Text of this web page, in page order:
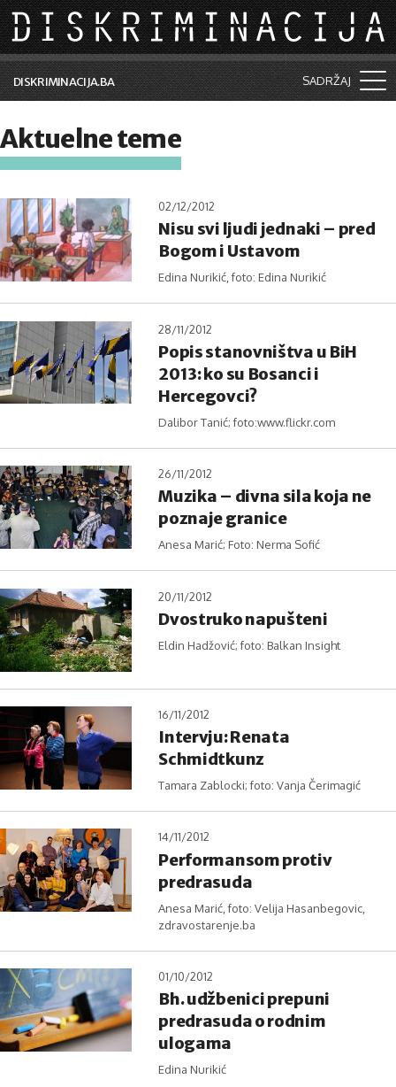
Skip to main content
DISKRIMINACIJA.BA SADRŽAJ
Vijesti i događaji
Kolumne
Lične priče
Saradnja sa medijima
Pretraga
Aktuelne teme
02/12/2012
Nisu svi ljudi jednaki – pred
Bogom i Ustavom
Edina Nurikić, foto: Edina Nurikić
28/11/2012
Popis stanovništva u BiH
2013: ko su Bosanci i
Hercegovci?
Dalibor Tanić; foto:www.flickr.com
26/11/2012
Muzika – divna sila koja ne
poznaje granice
Anesa Marić; Foto: Nerma Sofić
20/11/2012
Dvostruko napušteni
Eldin Hadžović; foto: Balkan Insight
16/11/2012
Intervju: Renata
Schmidtkunz
Tamara Zablocki; foto: Vanja Čerimagić
14/11/2012
Performansom protiv
predrasuda
Anesa Marić, foto: Velija Hasanbegovic,
zdravostarenje.ba
01/10/2012
Bh. udžbenici prepuni
predrasuda o rodnim
ulogama
Edina Nurikić